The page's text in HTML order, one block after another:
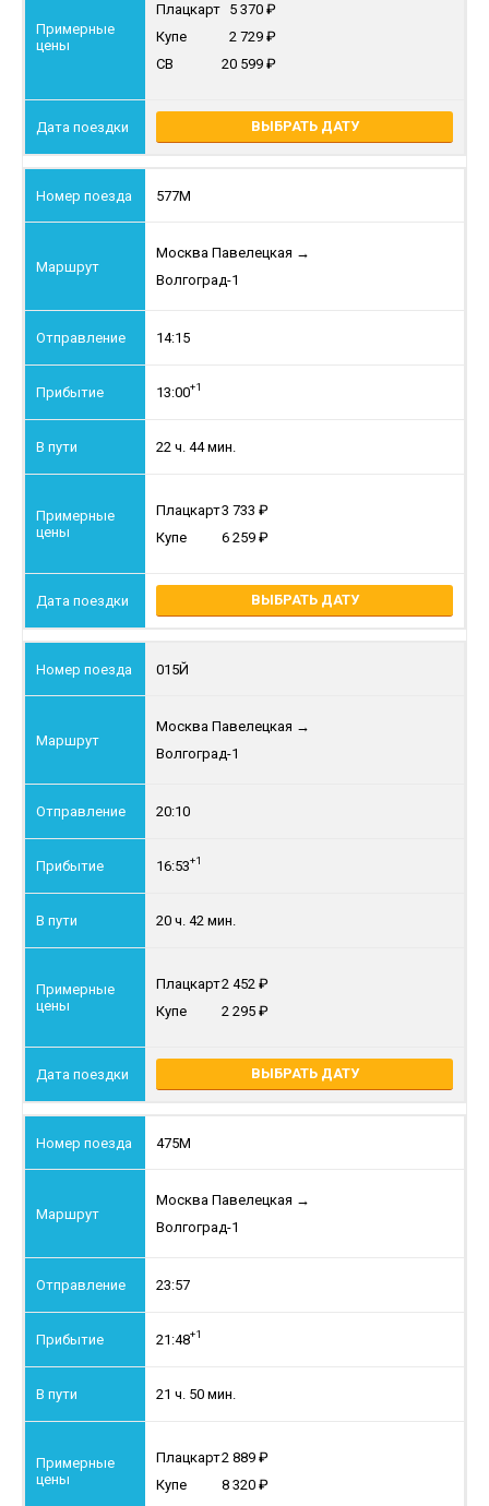
Плацкарт 5 370
Купе
2 729
СВ
20 599
ВЫБРАТЬ ДАТУ
577М
Москва Павелецкая →
Волгоград-1
14:15
13:00+1
22 ч. 44 мин.
Плацкарт3 733
Купе
6 259
ВЫБРАТЬ ДАТУ
015Й
Москва Павелецкая →
Волгоград-1
20:10
16:53+1
20 ч. 42 мин.
Плацкарт2 452
Купе
2 295
ВЫБРАТЬ ДАТУ
475М
Москва Павелецкая →
Волгоград-1
23:57
21:48+1
21 ч. 50 мин.
Плацкарт2 889
Купе
8 320